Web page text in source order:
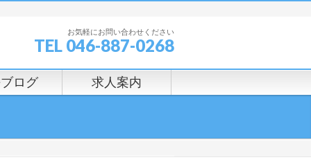
お気軽にお問い合わせください
TEL 046-887-0268
ログ 求人案内